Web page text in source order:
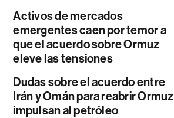
Activos de mercados
emergentes caen por temor a
que el acuerdo sobre Ormuz
eleve las tensiones
Dudas sobre el acuerdo entre
Irán y Omán para reabrir Ormuz
impulsan al petróleo